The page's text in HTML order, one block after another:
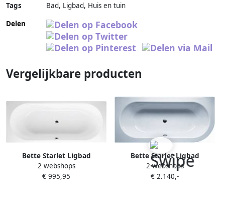
Tags
Bad, Ligbad, Huis en tuin
Delen
Vergelijkbare producten
Bette Starlet Ligbad
B80xL175cm 52cm met gat
rechthoek met overloop
2 webshops
€ 995,95
Bette Starlet Ligbad
B80xL175cm 52cm met gat
rechthoek met overloop
2 webshops
€ 2.140,-